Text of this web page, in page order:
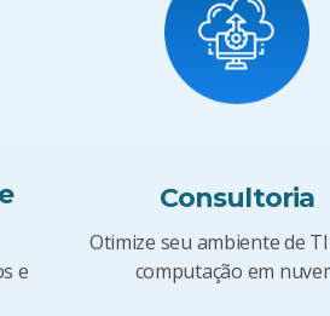
e
Consultoria
Otimize seu ambiente de
computação em